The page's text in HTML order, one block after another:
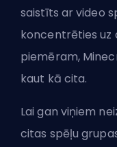
saistīts ar video
koncentrēties uz
piemēram,
kaut kā cita.
Lai gan viņiem
citas spēļu